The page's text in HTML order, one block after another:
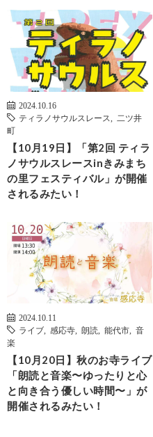
2024.10.16
ティラノサウルスレース
二ツ井
町
【10月19日】「第2回 ティラ
ノサウルスレースinきみまち
の里フェスティバル」が開催
されるみたい！
2024.10.11
ライブ
感応寺 朗読 能代市
音
楽
【10月20日】秋のお寺ライブ
「朗読と音楽〜ゆったりと心
と向き合う優しい時間〜」が
開催されるみたい！